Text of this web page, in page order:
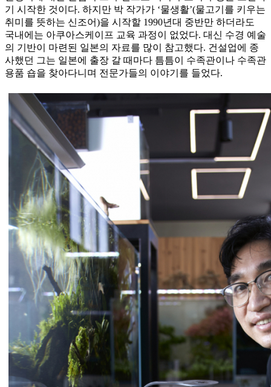
기 시작한 것이다. 하지만 박 작가가 ‘물생활’(물고기를 키우는
취미를 뜻하는 신조어)을 시작할 1990년대 중반만 하더라도
국내에는 아쿠아스케이프 교육 과정이 없었다. 대신 수경 예술
의 기반이 마련된 일본의 자료를 많이 참고했다. 건설업에 종
사했던 그는 일본에 출장 갈 때마다 틈틈이 수족관이나 수족관
용품 숍을 찾아다니며 전문가들의 이야기를 들었다.